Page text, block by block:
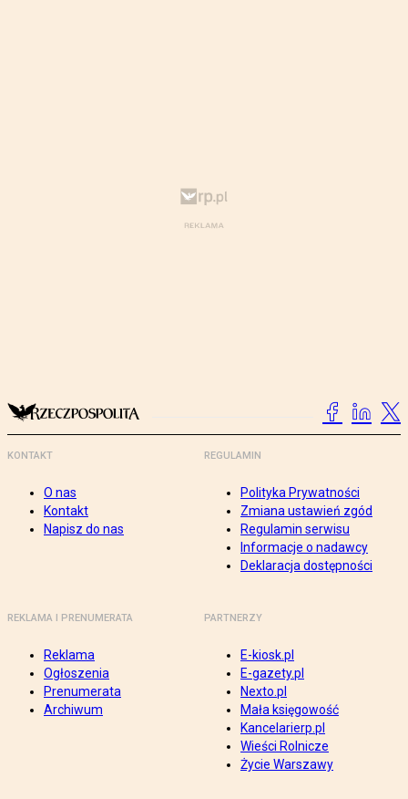
KONTAKT
O nas
Kontakt
Napisz do nas
REGULAMIN
Polityka Prywatności
Zmiana ustawień zgód
Regulamin serwisu
Informacje o nadawcy
Deklaracja dostępności
REKLAMA I PRENUMERATA
Reklama
Ogłoszenia
Prenumerata
Archiwum
PARTNERZY
E-kiosk.pl
E-gazety.pl
Nexto.pl
Mała księgowość
Kancelarierp.pl
Wieści Rolnicze
Życie Warszawy